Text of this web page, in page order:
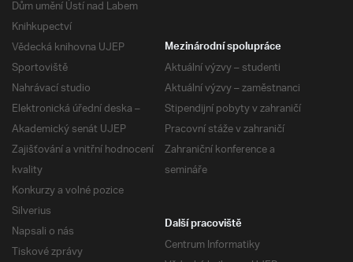
Dům umění Ústí nad Labem
Knihkupectví
Vědecká knihovna UJEP
Sportoviště
Nahrávací studio
Elektronická úřední deska –
Akademický senát UJEP
Zajišťování a vnitřní hodnocení
kvality
Konkurzy a volné pozice
Silverius
Napsali o nás
Tiskové zprávy
Mezinárodní spolupráce
Aktuální výzvy – studenti
Aktuální výzvy – zaměstnanci
Stipendijní pobyty v zahraničí
Pracovní stáže v zahraničí
Zahraniční konference a
semináře
Další pracoviště
Centrum Informatiky